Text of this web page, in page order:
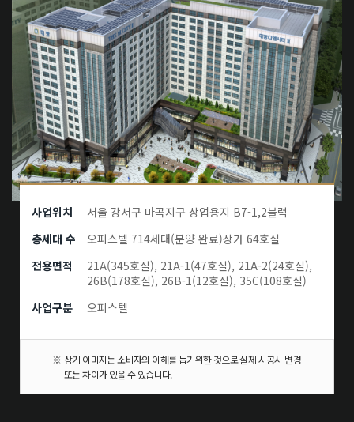
사업위치
서울 강서구 마곡지구 상업용지 B7-1,2블럭
총세대 수
오피스텔 714세대(분양 완료)상가 64호실
전용면적
21A(345호실), 21A-1(47호실), 21A-2(24호실),
26B(178호실), 26B-1(12호실), 35C(108호실)
사업구분
오피스텔
상기 이미지는 소비자의 이해를 돕기위한 것으로 실제 시공시 변경
또는 차이가 있을 수 있습니다.